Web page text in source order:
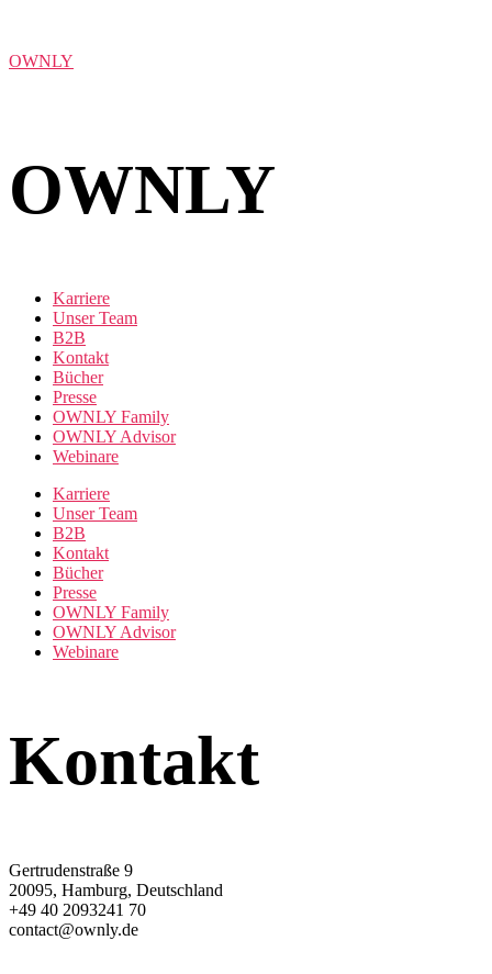
OWNLY
OWNLY
Karriere
Unser Team
B2B
Kontakt
Bücher
Presse
OWNLY Family
OWNLY Advisor
Webinare
Karriere
Unser Team
B2B
Kontakt
Bücher
Presse
OWNLY Family
OWNLY Advisor
Webinare
Kontakt
Gertrudenstraße 9
20095, Hamburg, Deutschland
+49 40 2093241 70
contact@ownly.de